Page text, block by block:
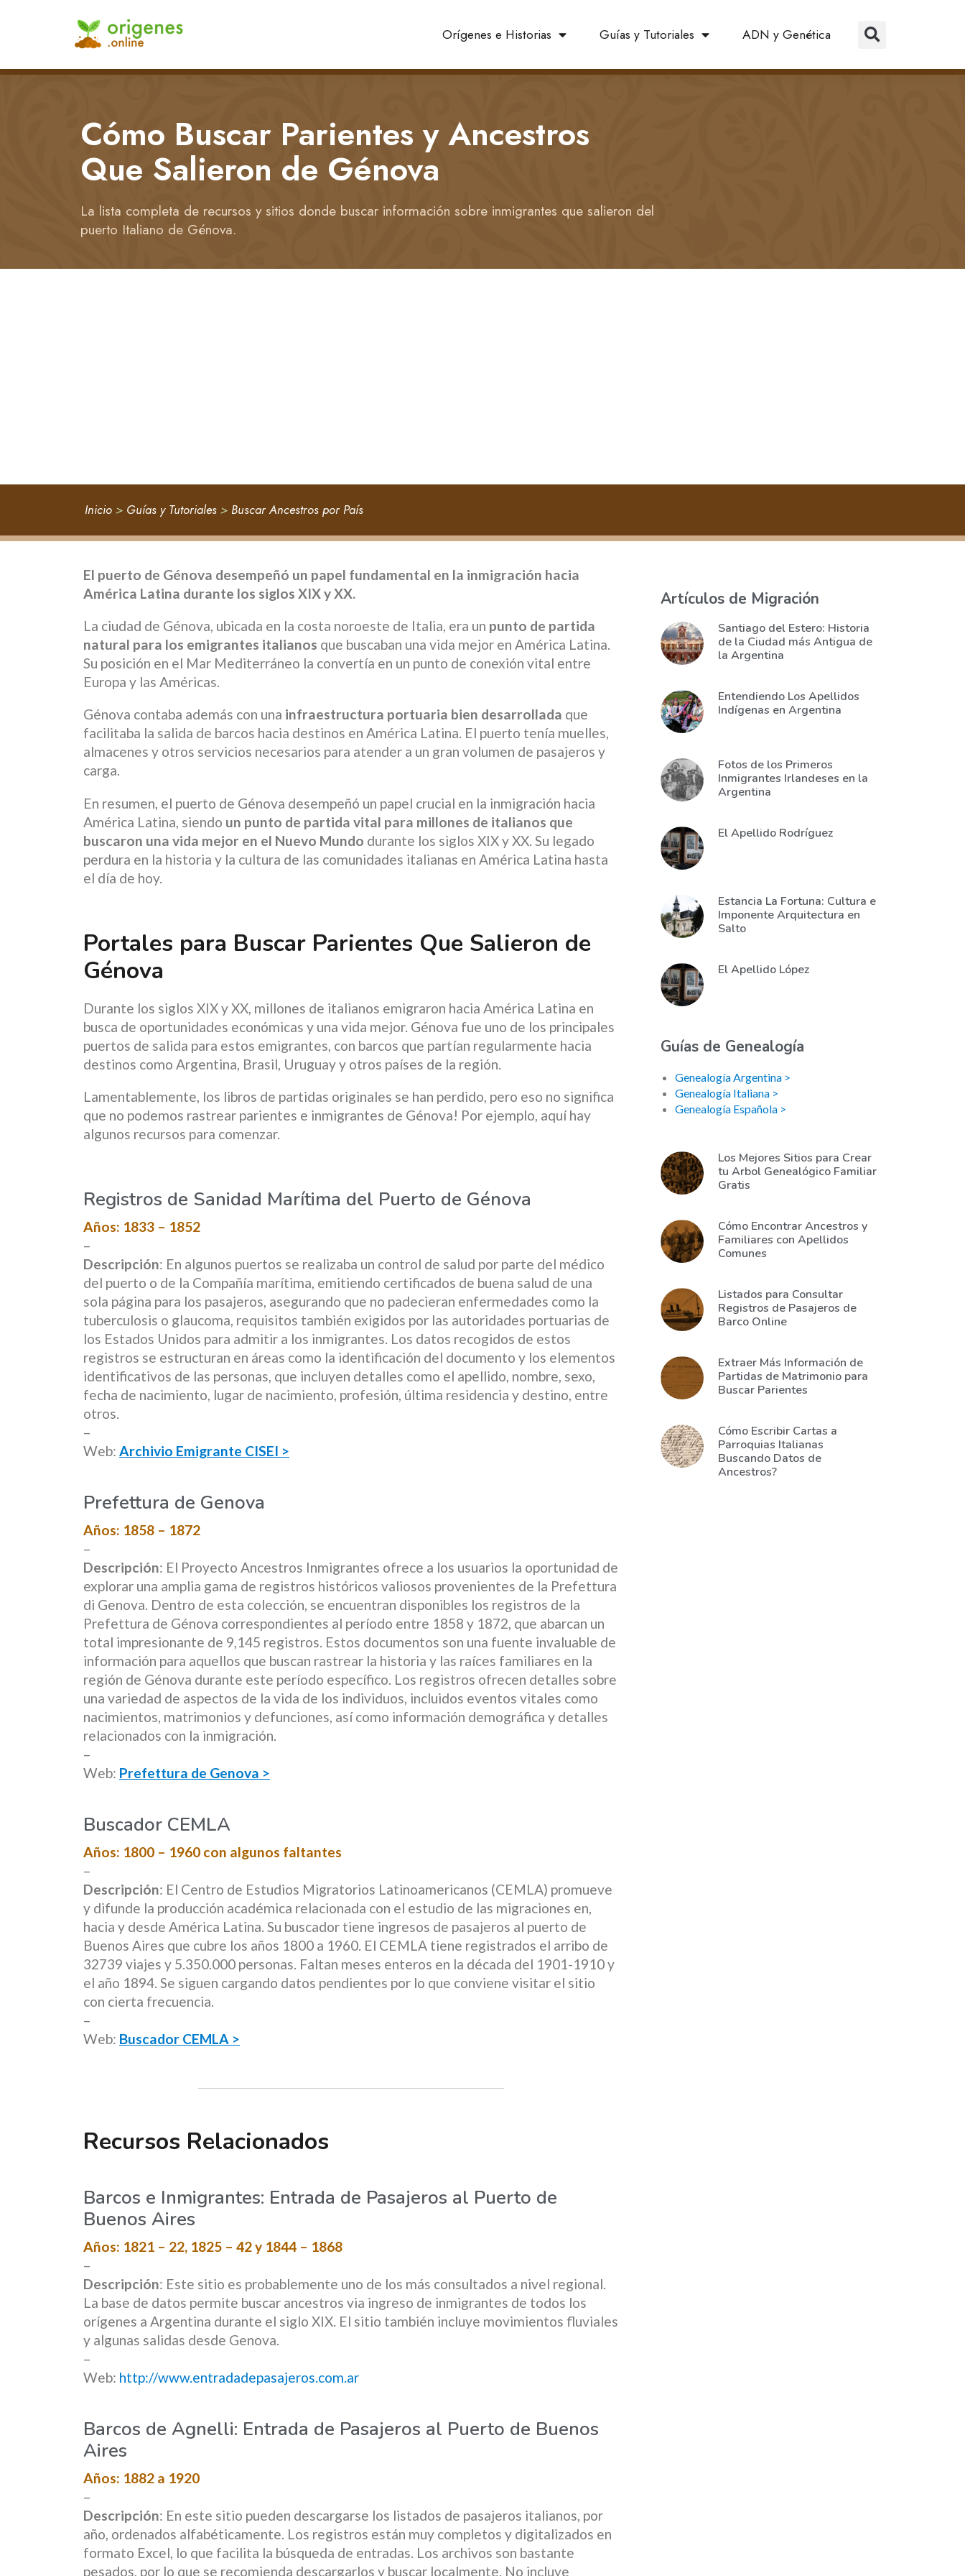
Orígenes e Historias Guías y Tutoriales ADN y Genética
Cómo Buscar Parientes y Ancestros
Que Salieron de Génova
La lista completa de recursos y sitios donde buscar información sobre inmigrantes que salieron del
puerto Italiano de Génova.
Inicio > Guías y Tutoriales > Buscar Ancestros por País
El puerto de Génova desempeñó un papel fundamental en la inmigración hacia
América Latina durante los siglos XIX y XX.
La ciudad de Génova, ubicada en la costa noroeste de Italia, era un punto de partida
natural para los emigrantes italianos que buscaban una vida mejor en América Latina.
Su posición en el Mar Mediterráneo la convertía en un punto de conexión vital entre
Europa y las Américas.
Génova contaba además con una infraestructura portuaria bien desarrollada que
facilitaba la salida de barcos hacia destinos en América Latina. El puerto tenía muelles,
almacenes y otros servicios necesarios para atender a un gran volumen de pasajeros y
carga.
En resumen, el puerto de Génova desempeñó un papel crucial en la inmigración hacia
América Latina, siendo un punto de partida vital para millones de italianos que
buscaron una vida mejor en el Nuevo Mundo durante los siglos XIX y XX. Su legado
perdura en la historia y la cultura de las comunidades italianas en América Latina hasta
el día de hoy.
Portales para Buscar Parientes Que Salieron de
Génova
Durante los siglos XIX y XX, millones de italianos emigraron hacia América Latina en
busca de oportunidades económicas y una vida mejor. Génova fue uno de los principales
puertos de salida para estos emigrantes, con barcos que partían regularmente hacia
destinos como Argentina, Brasil, Uruguay y otros países de la región.
Lamentablemente, los libros de partidas originales se han perdido, pero eso no significa
que no podemos rastrear parientes e inmigrantes de Génova! Por ejemplo, aquí hay
algunos recursos para comenzar.
Registros de Sanidad Marítima del Puerto de Génova
Años: 1833 – 1852
–
Descripción: En algunos puertos se realizaba un control de salud por parte del médico
del puerto o de la Compañía marítima, emitiendo certificados de buena salud de una
sola página para los pasajeros, asegurando que no padecieran enfermedades como la
tuberculosis o glaucoma, requisitos también exigidos por las autoridades portuarias de
los Estados Unidos para admitir a los inmigrantes. Los datos recogidos de estos
registros se estructuran en áreas como la identificación del documento y los elementos
identificativos de las personas, que incluyen detalles como el apellido, nombre, sexo,
fecha de nacimiento, lugar de nacimiento, profesión, última residencia y destino, entre
otros.
–
Web: Archivio Emigrante CISEI >
Prefettura de Genova
Años: 1858 – 1872
–
Descripción: El Proyecto Ancestros Inmigrantes ofrece a los usuarios la oportunidad de
explorar una amplia gama de registros históricos valiosos provenientes de la Prefettura
di Genova. Dentro de esta colección, se encuentran disponibles los registros de la
Prefettura de Génova correspondientes al período entre 1858 y 1872, que abarcan un
total impresionante de 9,145 registros. Estos documentos son una fuente invaluable de
información para aquellos que buscan rastrear la historia y las raíces familiares en la
región de Génova durante este período específico. Los registros ofrecen detalles sobre
una variedad de aspectos de la vida de los individuos, incluidos eventos vitales como
nacimientos, matrimonios y defunciones, así como información demográfica y detalles
relacionados con la inmigración.
–
Web: Prefettura de Genova >
Buscador CEMLA
Años: 1800 – 1960 con algunos faltantes
–
Descripción: El Centro de Estudios Migratorios Latinoamericanos (CEMLA) promueve
y difunde la producción académica relacionada con el estudio de las migraciones en,
hacia y desde América Latina. Su buscador tiene ingresos de pasajeros al puerto de
Buenos Aires que cubre los años 1800 a 1960. El CEMLA tiene registrados el arribo de
32739 viajes y 5.350.000 personas. Faltan meses enteros en la década del 1901-1910 y
el año 1894. Se siguen cargando datos pendientes por lo que conviene visitar el sitio
con cierta frecuencia.
–
Web: Buscador CEMLA >
Recursos Relacionados
Barcos e Inmigrantes: Entrada de Pasajeros al Puerto de
Buenos Aires
Años: 1821 – 22, 1825 – 42 y 1844 – 1868
–
Descripción: Este sitio es probablemente uno de los más consultados a nivel regional.
La base de datos permite buscar ancestros via ingreso de inmigrantes de todos los
orígenes a Argentina durante el siglo XIX. El sitio también incluye movimientos fluviales
y algunas salidas desde Genova.
–
Web: http://www.entradadepasajeros.com.ar
Barcos de Agnelli: Entrada de Pasajeros al Puerto de Buenos
Aires
Años: 1882 a 1920
–
Descripción: En este sitio pueden descargarse los listados de pasajeros italianos, por
año, ordenados alfabéticamente. Los registros están muy completos y digitalizados en
formato Excel, lo que facilita la búsqueda de entradas. Los archivos son bastante
pesados, por lo que se recomienda descargarlos y buscar localmente. No incluye
Artículos de Migración
Santiago del Estero: Historia
de la Ciudad más Antigua de
la Argentina
Entendiendo Los Apellidos
Indígenas en Argentina
Fotos de los Primeros
Inmigrantes Irlandeses en la
Argentina
El Apellido Rodríguez
Estancia La Fortuna: Cultura e
Imponente Arquitectura en
Salto
El Apellido López
Guías de Genealogía
Genealogía Argentina >
Genealogía Italiana >
Genealogía Española >
Los Mejores Sitios para Crear
tu Arbol Genealógico Familiar
Gratis
Cómo Encontrar Ancestros y
Familiares con Apellidos
Comunes
Listados para Consultar
Registros de Pasajeros de
Barco Online
Extraer Más Información de
Partidas de Matrimonio para
Buscar Parientes
Cómo Escribir Cartas a
Parroquias Italianas
Buscando Datos de
Ancestros?